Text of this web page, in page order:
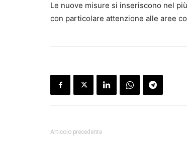
Le nuove misure si inseriscono nel
con particolare attenzione alle aree
Articolo precedente